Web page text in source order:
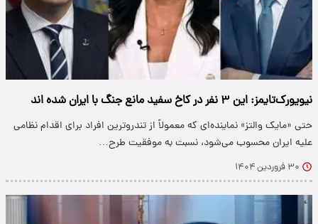
نیویورک‌تایمز: این ۳ نفر در کاخ سفید مانع جنگ با ایران شده اند
حتی «مایک والتز» نماینده‌ای که معمولاً از تندروترین افراد برای اقدام نظامی
علیه ایران محسوب می‌شود، نسبت به موفقیت طرح…
۳۰ فروردین ۱۴۰۴